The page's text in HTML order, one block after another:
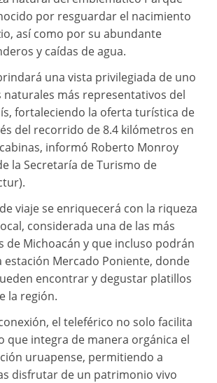
por resguardar el nacimiento
así como por su abundante
y caídas de agua.
una vista privilegiada de uno
naturales más representativos del
fortaleciendo la oferta turística de
del recorrido de 8.4 kilómetros en
informó Roberto Monroy
la Secretaría de Turismo de
viaje se enriquecerá con la riqueza
considerada una de las más
de Michoacán y que incluso podrán
estación Mercado Poniente, donde
encontrar y degustar platillos
la región.
el teleférico no solo facilita
que integra de manera orgánica el
uruapense, permitiendo a
disfrutar de un patrimonio vivo